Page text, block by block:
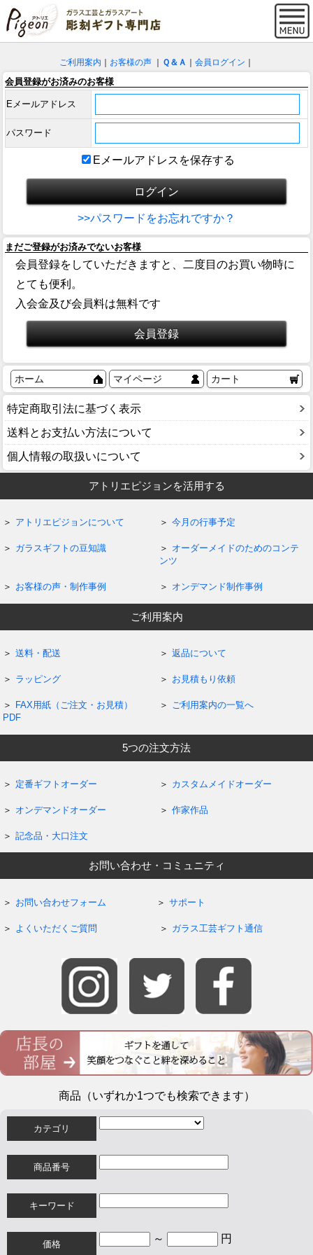
ご利用案内 お客様の声 Ｑ＆Ａ 会員ログイン
会員登録がお済みのお客様
Eメールアドレス
パスワード
Eメールアドレスを保存する
>>パスワードをお忘れですか？
まだご登録がお済みでないお客様
会員登録をしていただきますと、二度目のお買い物時に
とても便利。
入会金及び会員料は無料です
ホーム マイページ カート
特定商取引法に基づく表示
送料とお支払い方法について
個人情報の取扱いについて
アトリエピジョンを活用する
アトリエピジョンについて 今月の行事予定
ガラスギフトの豆知識
オーダーメイドのためのコンテ
ンツ
お客様の声・制作事例 オンデマンド制作事例
ご利用案内
送料・配送 返品について
ラッピング お見積もり依頼
FAX用紙（ご注文・お見積）
PDF
ご利用案内の一覧へ
5つの注文方法
定番ギフトオーダー カスタムメイドオーダー
オンデマンドオーダー 作家作品
記念品・大口注文
お問い合わせ・コミュニティ
お問い合わせフォーム サポート
よくいただくご質問 ガラス工芸ギフト通信
商品（いずれか1つでも検索できます）
カテゴリ
商品番号
キーワード
価格 ～ 円